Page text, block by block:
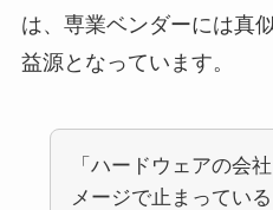
は、専業ベンダーには真
益源となっています。
「ハードウェアの会
メージで止まってい